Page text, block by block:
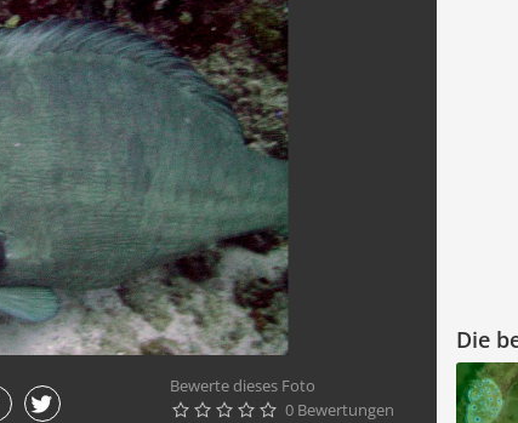
Die
Bewerte dieses Foto
     0 Bewertungen